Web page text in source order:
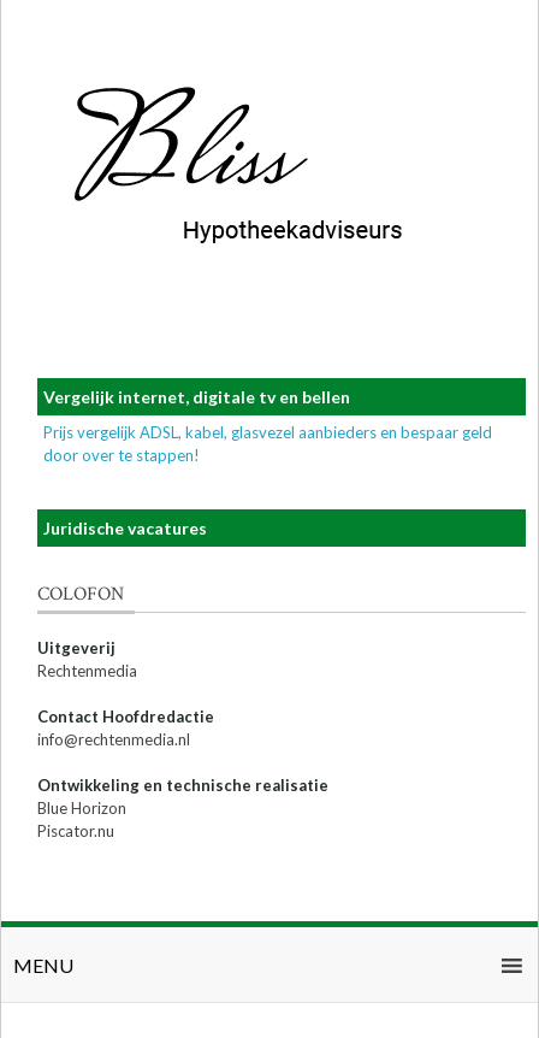
Vergelijk internet, digitale tv en bellen
Prijs vergelijk ADSL, kabel, glasvezel aanbieders en bespaar geld
door over te stappen!
Juridische vacatures
COLOFON
Uitgeverij
Rechtenmedia
Contact Hoofdredactie
info@rechtenmedia.nl
Ontwikkeling en technische realisatie
Blue Horizon
Piscator.nu
MENU